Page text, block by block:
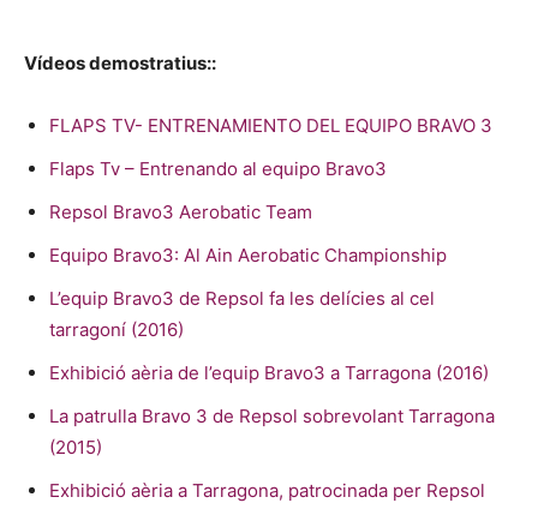
Vídeos demostratius::
FLAPS TV- ENTRENAMIENTO DEL EQUIPO BRAVO 3
Flaps Tv – Entrenando al equipo Bravo3
Repsol Bravo3 Aerobatic Team
Equipo Bravo3: Al Ain Aerobatic Championship
L’equip Bravo3 de Repsol fa les delícies al cel
tarragoní (2016)
Exhibició aèria de l’equip Bravo3 a Tarragona (2016)
La patrulla Bravo 3 de Repsol sobrevolant Tarragona
(2015)
Exhibició aèria a Tarragona, patrocinada per Repsol